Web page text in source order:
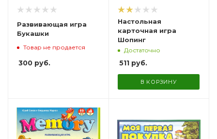
Развивающая игра
Букашки
Товар не продается
300 руб.
Настольная
карточная игра
Шопинг
Достаточно
511руб.
В КОРЗИНУ